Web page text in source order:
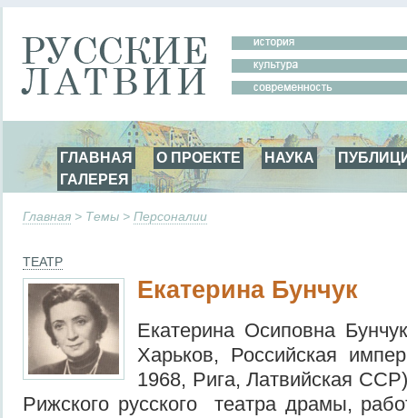
ГЛАВНАЯ О ПРОЕКТЕ НАУКА
ГАЛЕРЕЯ
Главная > Темы > Персоналии
ТЕАТР
Екатерина Бунчук
Екатерина Осиповна
Харьков, Российская
1968, Рига, Латвийская
Рижского русского театра драмы,